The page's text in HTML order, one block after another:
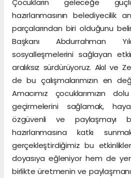
Çocukların geleceğe
hazırlanmasının belediyecilik
parçalarından biri olduğunu
Başkanı Abdurrahman
sosyalleşmelerini sağlayan
aralıksız sürdürüyoruz. Akıl ve
de bu çalışmalarımızın en
Amacımız çocuklarımızın
geçirmelerini sağlamak,
özgüvenli ve paylaşmayı
hazırlanmasına katkı
gerçekleştirdiğimiz bu
doyasıya eğleniyor hem de
birlikte üretmenin ve